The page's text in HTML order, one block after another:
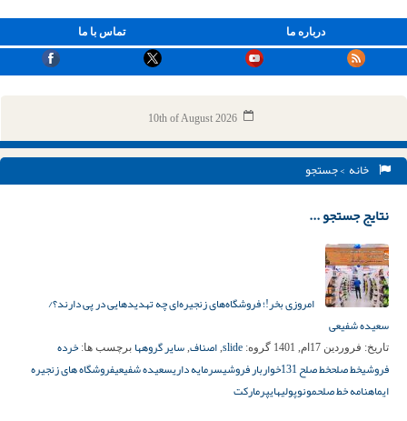
تماس با ما درباره ما
10th of August 2026
خانه > جستجو
نتایج جستجو ...
امروزی بخر!؛ فروشگاه‌های زنجیره‌ای چه تهدیدهایی در پی دارند؟/
سعیده شفیعی
تاریخ: فروردین 17ام, 1401 گروه: slide
, اصناف, سایر گروهها برچسب ها: خرده
فروشیخط صلحخط صلح 131 خواربار فروشیسرمایه داریسعیده شفیعیفروشگاه های زنجیره
ایماهنامه خط صلحمونوپولیهایپرمارکت